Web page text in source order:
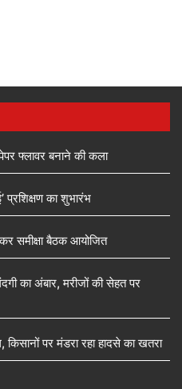
फ्लावर बनाने की कला
प्रशिक्षण का शुभारंभ
समीक्षा बैठक आयोजित
का अंबार, मरीजों की सेहत पर
पर मंडरा रहा हादसे का खतरा